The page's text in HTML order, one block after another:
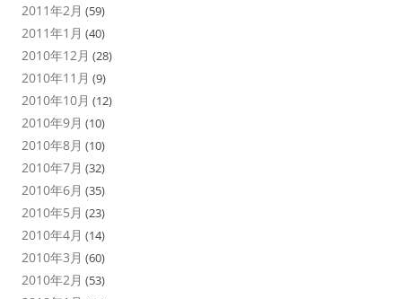
2011年2月 (59)
2011年1月 (40)
2010年12月 (28)
2010年11月 (9)
2010年10月 (12)
2010年9月 (10)
2010年8月 (10)
2010年7月 (32)
2010年6月 (35)
2010年5月 (23)
2010年4月 (14)
2010年3月 (60)
2010年2月 (53)